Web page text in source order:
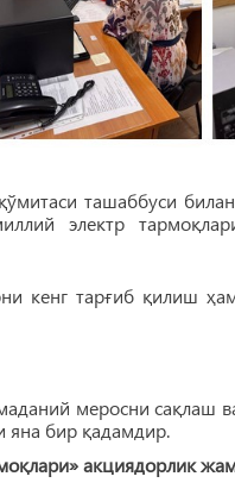
ташаббуси
электр
кенг тарғиб қилиш
меросни сақлаш
яна бир қадамдир.
акциядорлик